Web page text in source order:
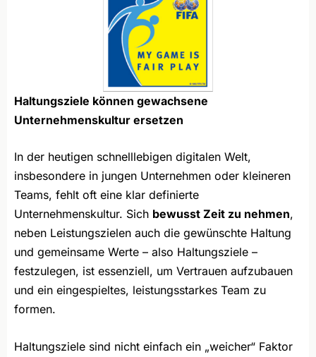
Haltungsziele können gewachsene
Unternehmenskultur ersetzen
In der heutigen schnelllebigen digitalen Welt,
insbesondere in jungen Unternehmen oder kleineren
Teams, fehlt oft eine klar definierte
Unternehmenskultur. Sich bewusst Zeit zu nehmen,
neben Leistungszielen auch die gewünschte Haltung
und gemeinsame Werte – also Haltungsziele –
festzulegen, ist essenziell, um Vertrauen aufzubauen
und ein eingespieltes, leistungsstarkes Team zu
formen.
Haltungsziele sind nicht einfach ein „weicher“ Faktor